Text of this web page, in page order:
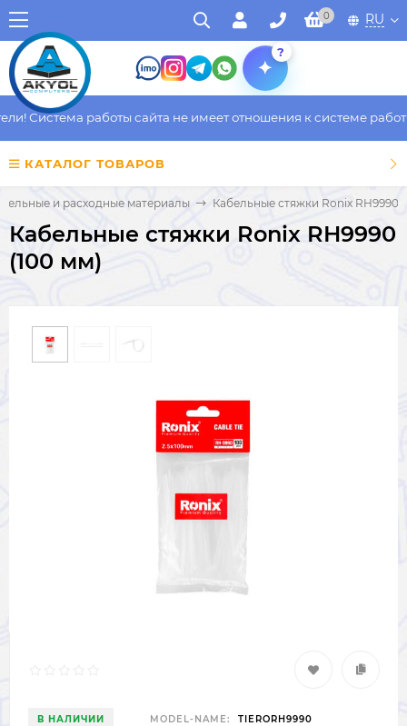
0 RU
?
Система работы сайта не имеет отношения к системе
КАТАЛОГ ТОВАРОВ
и расходные материалы Кабельные стяжки Ronix RH9990
Кабельные стяжки Ronix RH9990
(100 мм)
В НАЛИЧИИ MODEL-NAME: TIERORH9990